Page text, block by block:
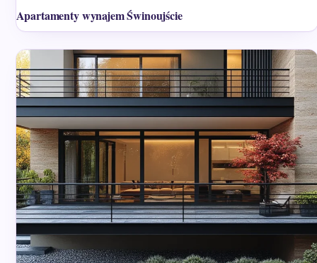
Apartamenty wynajem Świnoujście